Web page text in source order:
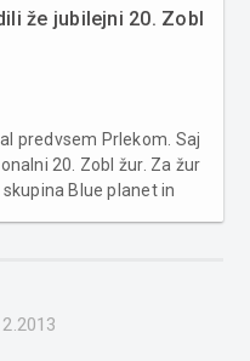
že jubilejni 20. Zobl
predvsem Prlekom. Saj
20. Zobl žur. Za žur
Blue planet in